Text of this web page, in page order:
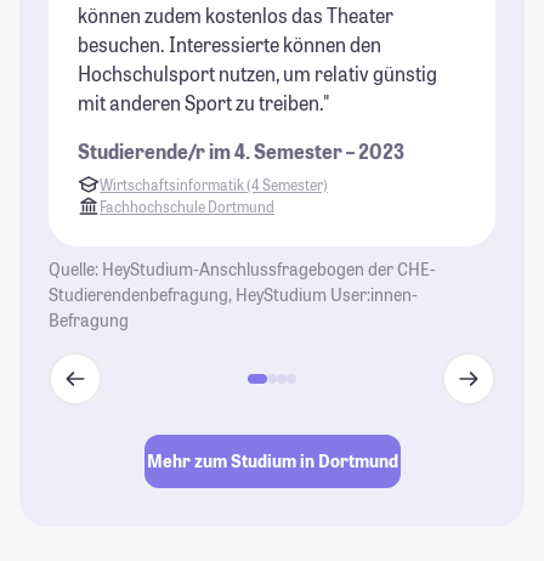
können zudem kostenlos das Theater
besuchen. Interessierte können den
Hochschulsport nutzen, um relativ günstig
mit anderen Sport zu treiben."
Studierende/r im 4. Semester – 2023
Wirtschaftsinformatik (4 Semester)
Fachhochschule Dortmund
Quelle: HeyStudium-Anschlussfragebogen der CHE-
Studierendenbefragung, HeyStudium User:innen-
Befragung
Mehr zum Studium in Dortmund